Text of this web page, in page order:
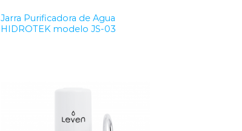
Jarra Purificadora de Agua
HIDROTEK modelo JS-03